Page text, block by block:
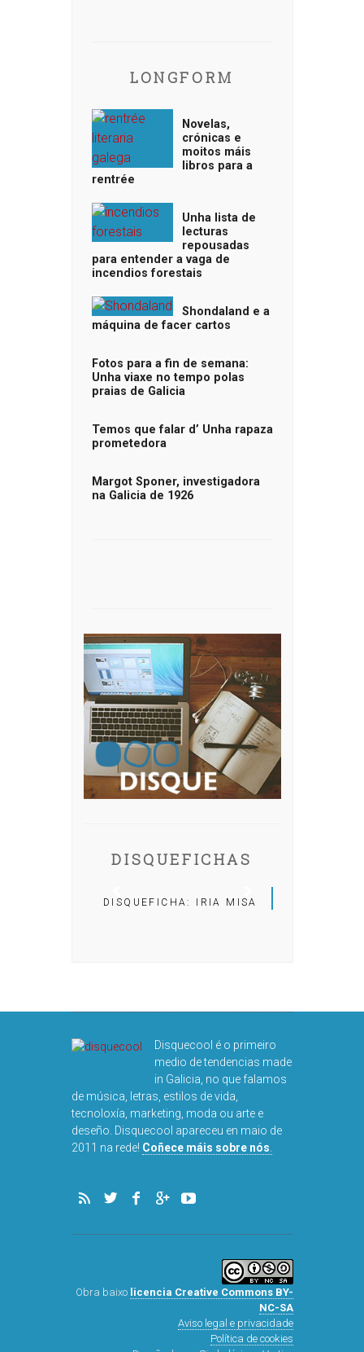
LONGFORM
Novelas,
crónicas e
moitos máis
libros para a
rentrée
Unha lista de
lecturas
repousadas
para entender a vaga de
incendios forestais
Shondaland e a
máquina de facer cartos
Fotos para a fin de semana:
Unha viaxe no tempo polas
praias de Galicia
Temos que falar d’ Unha rapaza
prometedora
Margot Sponer, investigadora
na Galicia de 1926
DISQUEFICHAS
DISQUEFICHA: IRIA MISA
DISQUEFICHA: ÓLÖF
Disquecool é o primeiro
medio de tendencias made
in Galicia, no que falamos
de música, letras, estilos de vida,
tecnoloxía, marketing, moda ou arte e
deseño. Disquecool apareceu en maio de
2011 na rede! Coñece máis sobre nós
Obra baixo licencia Creative Commons BY-
NC-SA
Aviso legal e privacidade
Política de cookies